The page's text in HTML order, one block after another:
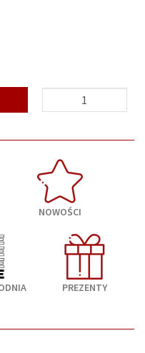
NOWOŚCI
PREZENTY